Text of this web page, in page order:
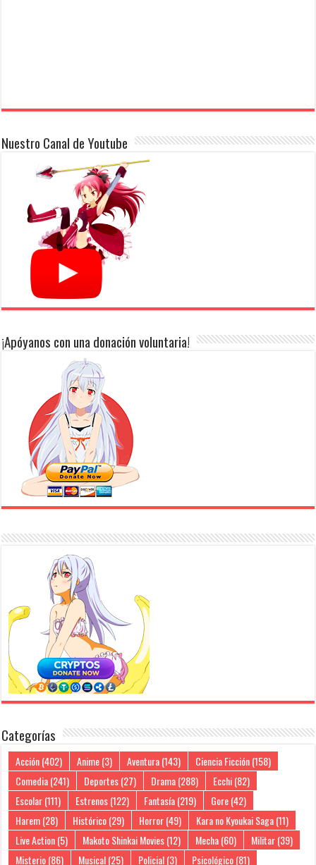
Nuestro Canal de Youtube
¡Apóyanos con una donación voluntaria!
Categorías
Acción(402) Anime(3) Aventura(143) Ciencia Ficción(158)
Comedia(241) Deportes(27) Drama(288) Ecchi(82)
Escolar(111) Estrenos(122) Fantasía(219) Gore(42)
Harem(28) Histórico(29) Horror(49) Kara no Kyoukai Saga(11)
Live Action(5) Makoto Shinkai Movies(12) Mecha(60) Militar(39)
Misterio(86) Musical(25) Policial(3) Psicológico(81)